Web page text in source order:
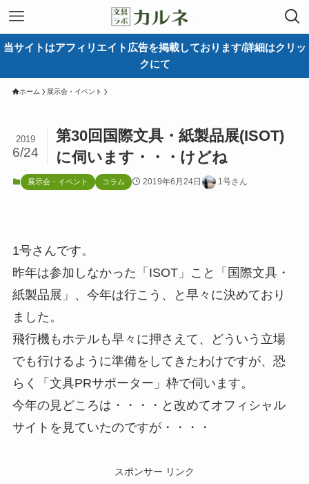
当サイトはアフィリエイト広告を掲載しております/詳細はクリッ
クにて
ホーム 展示会・イベント
第30回国際文具・紙製品展(ISOT)
に伺います・・・けどね
2019
6/24
展示会・イベント コラム 2019年6月24日 1号さん
1号さんです。
昨年は参加しなかった「ISOT」こと「国際文具・
紙製品展」、今年は行こう、と早々に決めており
ました。
飛行機もホテルも早々に押さえて、どういう立場
でも行けるように準備をしてきたわけですが、恐
らく「文具PRサポーター」枠で伺います。
今年の見どころは・・・・と改めてオフィシャル
サイトを見ていたのですが・・・・
スポンサー リンク